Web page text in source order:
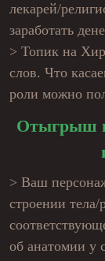
лекарей/
заработать
> Топик на
слов. Что
роли можно
Отыгрыш и
> Ваш
строении
об анатомии у